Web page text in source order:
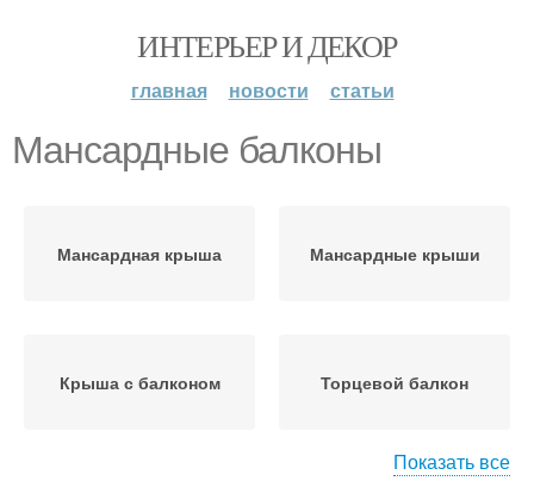
ИНТЕРЬЕР И ДЕКОР
главная новости статьи
Мансардные балконы
Мансардная крыша Мансардные крыши
Крыша с балконом Торцевой балкон
Показать все